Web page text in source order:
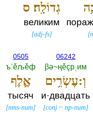
[
גְדוֹלָֽה׃ ס
великим
[adj-fs]
06242
βә~ңěçрˌим
וְ:עֶשְׂרִ֥ים
и·двадцать
[conj ~np-num]
0505
ъˈěљěф
אֶ֛לֶף
тысяч
[nms-num]